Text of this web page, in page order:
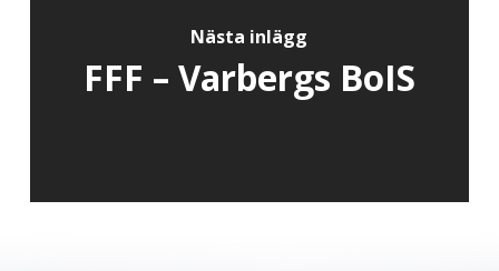
Nästa inlägg
FFF – Varbergs BoIS